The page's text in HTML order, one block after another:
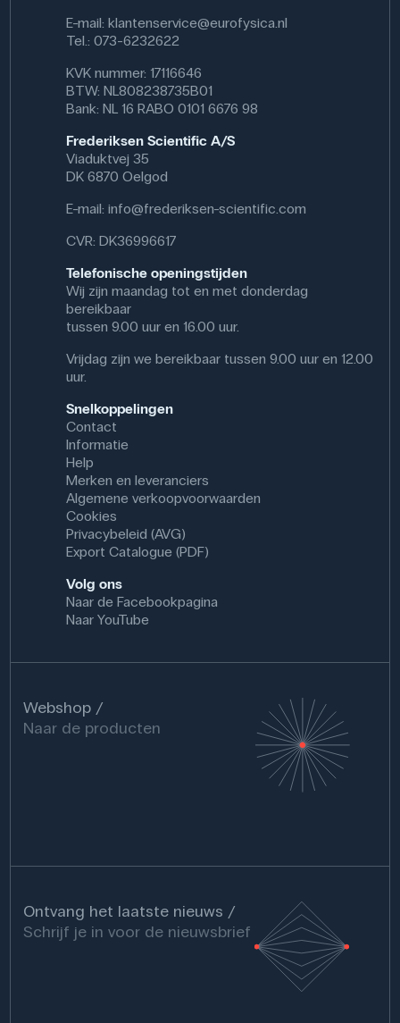
E-mail:klantenservice@eurofysica.nl
Tel.: 073-6232622
KVK nummer: 17116646
BTW: NL808238735B01
Bank: NL 16 RABO 0101 6676 98
Frederiksen Scientific A/S
Viaduktvej 35
DK 6870 Oelgod
E-mail:info@frederiksen-scientific.com
CVR: DK36996617
Telefonische openingstijden
Wij zijn maandag tot en met donderdag
bereikbaar
tussen 9.00 uur en 16.00 uur.
Vrijdag zijn we bereikbaar tussen 9.00 uur en 12.00
uur.
Snelkoppelingen
Contact
Informatie
Help
Merken en leveranciers
Algemene verkoopvoorwaarden
Cookies
Privacybeleid (AVG)
Export Catalogue (PDF)
Volg ons
Naar de Facebookpagina
Naar YouTube
Webshop
Naar de producten
Ontvang het laatste nieuws
Schrijf je in voor de nieuwsbrief